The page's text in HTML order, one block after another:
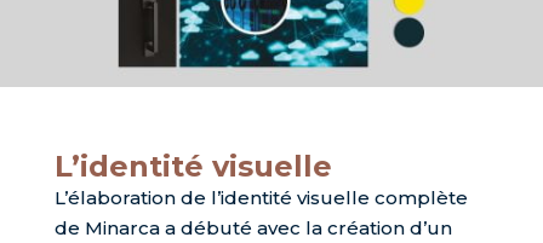
L’identité visuelle
L’élaboration de l’identité visuelle complète
de Minarca a débuté avec la création d’un